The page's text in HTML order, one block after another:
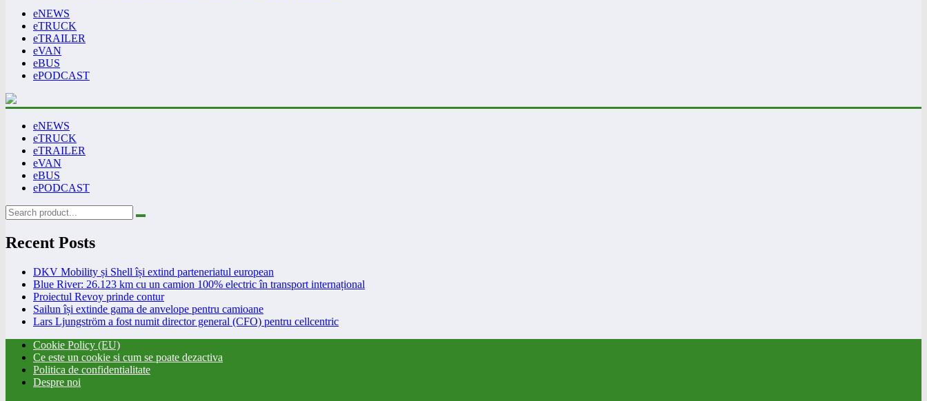
eNEWS
eTRUCK
eTRAILER
eVAN
eBUS
ePODCAST
eNEWS
eTRUCK
eTRAILER
eVAN
eBUS
ePODCAST
Recent Posts
DKV Mobility și Shell își extind parteneriatul european
Blue River: 26.123 km cu un camion 100% electric în transport internațional
Proiectul Revoy prinde contur
Sailun își extinde gama de anvelope pentru camioane
Lars Ljungström a fost numit director general (CFO) pentru cellcentric
Cookie Policy (EU)
Ce este un cookie si cum se poate dezactiva
Politica de confidentialitate
Despre noi